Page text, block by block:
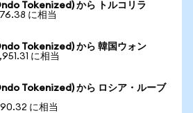
Tokenized) から トルコリラ
に相当
Tokenized) から 韓国ウォン
に相当
Tokenized) から ロシア・ルーブ
に相当